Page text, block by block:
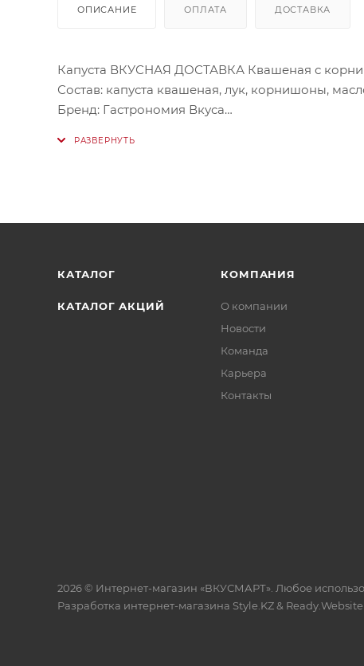
ОПИСАНИЕ ОПЛАТА ДОСТАВКА
Капуста ВКУСНАЯ ДОСТАВКА Квашеная с
Состав: капуста квашеная, лук, корнишоны,
Бренд: Гастрономия Вкуса
КАТАЛОГ
КАТАЛОГ АКЦИЙ
КОМПАНИЯ
О компании
Новости
Команда
Карьера
Контакты
2026 © Интернет-магазин «ВКУСМАРТ». Любое
Разработка интернет-магазина Style.KZ& Ready.Website